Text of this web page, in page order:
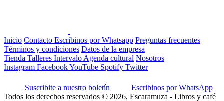
Inicio Contacto Escribinos por Whatsapp Preguntas frecuentes
Términos y condiciones Datos de la empresa
Tienda Talleres Intervalo Agenda cultural Nosotros
Instagram FacebookYouTube Spotify Twitter
Suscribite a nuestro boletín
Escribinos por WhatsApp
Todos los derechos reservados © 2026, Escaramuza - Libros y café